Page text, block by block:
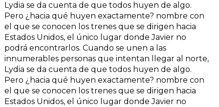
Lydia se da cuenta de que todos huyen de algo.
Pero ¿hacia qué huyen exactamente? nombre con
el que se conocen los trenes que se dirigen hacia
Estados Unidos, el único lugar donde Javier no
podrá encontrarlos. Cuando se unen a las
innumerables personas que intentan llegar al norte,
Lydia se da cuenta de que todos huyen de algo.
Pero ¿hacia qué huyen exactamente? nombre con
el que se conocen los trenes que se dirigen hacia
Estados Unidos, el único lugar donde Javier no